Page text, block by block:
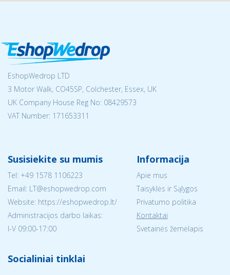
EshopWedrop LTD
3 Motor Walk, CO45SP, Colchester, Essex, UK
UK Company House Reg No: 08429573
VAT Number: 171653311
Susisiekite su mumis
Tel: +49 1578 1106223
Email: LT@eshopwedrop.com
Website: https://eshopwedrop.lt/
Administracijos darbo laikas:
I-V 09:00-17:00
Informacija
Apie mus
Taisyklės ir Sąlygos
Privatumo politika
Kontaktai
Svetainės žemėlapis
Socialiniai tinklai